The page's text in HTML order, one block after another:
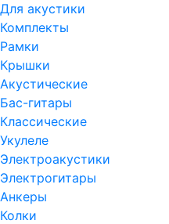
Для акустики
Комплекты
Рамки
Крышки
Акустические
Бас-гитары
Классические
Укулеле
Электроакустики
Электрогитары
Анкеры
Колки